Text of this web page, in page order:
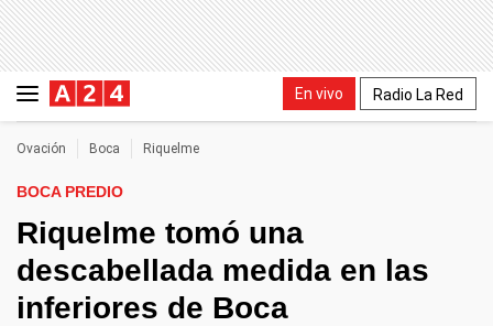
En vivo Radio La Red
Ovación Boca Riquelme
BOCA PREDIO
Riquelme tomó una
descabellada medida en las
inferiores de Boca